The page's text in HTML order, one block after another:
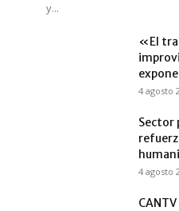
y...
«El
4 agosto
Sector
4 agosto